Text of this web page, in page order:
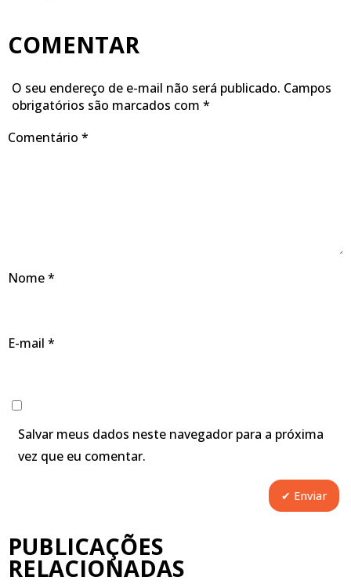
COMENTAR
O seu endereço de e-mail não será publicado. Campos
obrigatórios são marcados com *
Comentário *
Nome*
E-mail *
Salvar meus dados neste navegador para a próxima
vez que eu comentar.
PUBLICAÇÕES
RELACIONADAS